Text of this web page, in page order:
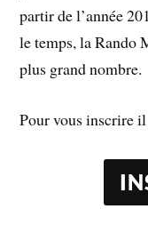
partir de l’année
le temps, la Rando
plus grand nombre.
Pour vous inscrire